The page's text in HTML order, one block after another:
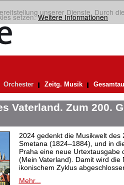
unserer Dienste. Durch
setzen.Weitere Informationen
Orchester Zeitg. Musik
Vaterland. Zum 200.
2024 gedenkt die Musikwelt
Smetana (1824–1884), und in
Praha eine neue Urtextausgabe
(Mein Vaterland). Damit wird die
ikonischem Zyklus
Mehr...